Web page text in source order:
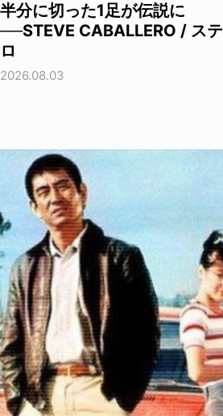
半分に切った1足が伝説に
──STEVE CABALLERO / ス
ロ
2026.08.03